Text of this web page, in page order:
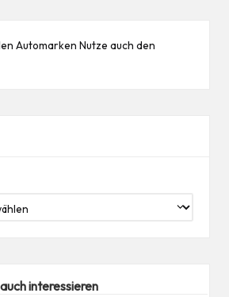
Automarken Nutze auch den
interessieren